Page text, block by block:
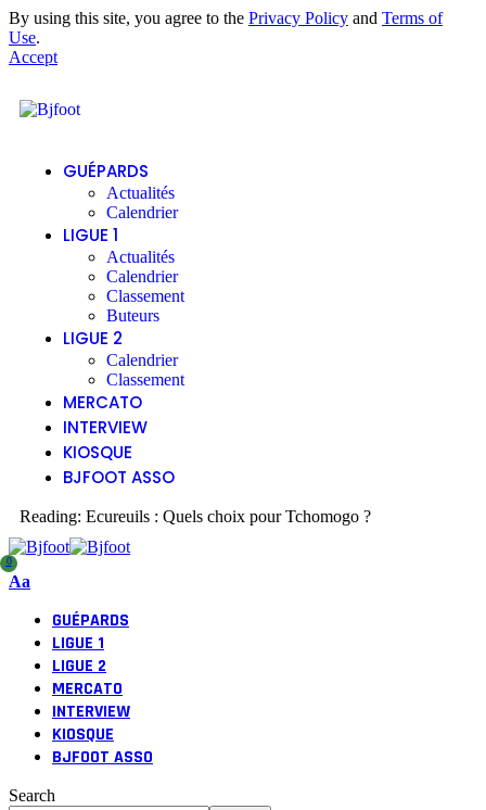
By using this site, you agree to the Privacy Policy and Terms of
Use.
Accept
GUÉPARDS
Actualités
Calendrier
LIGUE 1
Actualités
Calendrier
Classement
Buteurs
LIGUE 2
Calendrier
Classement
MERCATO
INTERVIEW
KIOSQUE
BJFOOT ASSO
Reading: Ecureuils : Quels choix pour Tchomogo ?
0
Aa
GUÉPARDS
LIGUE 1
LIGUE 2
MERCATO
INTERVIEW
KIOSQUE
BJFOOT ASSO
Search